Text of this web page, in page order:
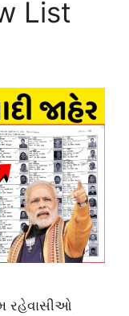
List
રહેવાસીઓ